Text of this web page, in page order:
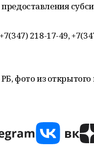
218-17-49,
фото из открытого